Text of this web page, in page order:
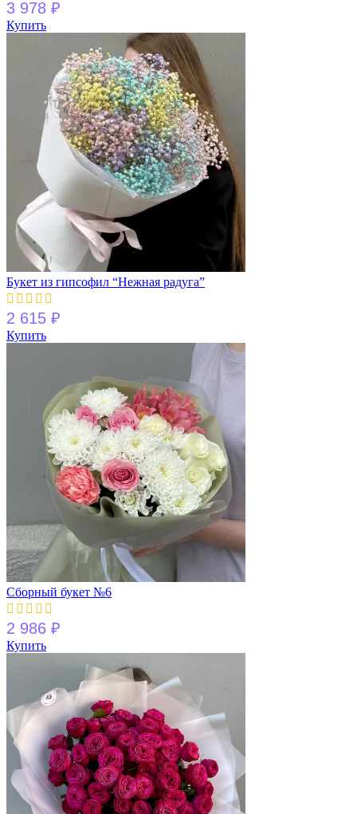
3 978 ₽
Купить
Букет из гипсофил “Нежная радуга”
2 615 ₽
Купить
Сборный букет №6
2 986 ₽
Купить